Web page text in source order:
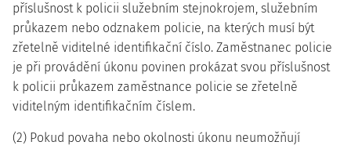
příslušnost k policii služebním stejnokrojem, služebním
průkazem nebo odznakem policie, na kterých musí být
zřetelně viditelné identifikační číslo. Zaměstnanec policie
je při provádění úkonu povinen prokázat svou příslušnost
k policii průkazem zaměstnance policie se zřetelně
viditelným identifikačním číslem.
(2) Pokud povaha nebo okolnosti úkonu neumožňují